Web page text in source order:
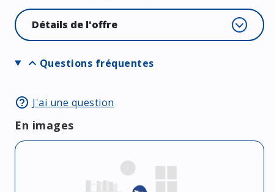
Détails de l'offre
expand_more Questions fréquentes
help_outline J'ai une question
En images